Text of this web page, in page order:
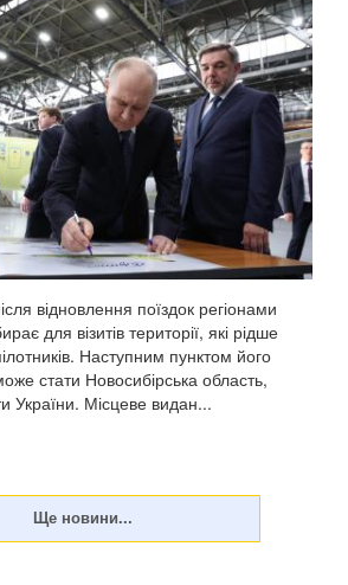
відновлення поїздок регіонами
для візитів території, які рідше
Наступним пунктом його
стати Новосибірська область,
України. Місцеве видан...